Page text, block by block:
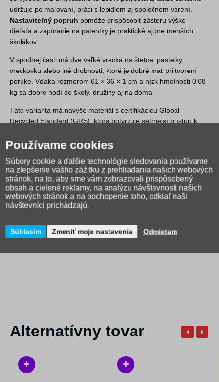
udržuje po maľovaní, práci s lepidlom aj spoločnom varení.
Nastaviteľný popruh pomôže prispôsobiť zásteru výške
dieťaťa a zapínanie na patentky je praktické aj pre menších
školákov.
V spodnej časti má dve veľké vrecká na štetce, pastelky,
vreckovku alebo iné drobnosti, ktoré je dobré mať pri tvorení
poruke. Vďaka rozmerom 61 × 36 × 1 cm a nízk hmotnosti 0,08
kg sa dobre hodí do školy, družiny aj na doma.
Táto varianta má navyše materiál s certifikáciou Global
Recycled Standard (GRS), ktorá potvrzuje šetrnejší prístup k
požiadaviek.
Prečo si ho vybrať:
Materiál s certifikáciou GRS je šetrnejšia voľba pre školské
tvorenie.
Umývateľný povrchsa po výtvarných aktivitách ľahko očistí.
Alternatívny tovar
Používame cookies
Súbory cookie a ďalšie technológie sledovania používame
na zlepšenie vášho zážitku z prehliadania našich webových
stránok, na to, aby sme vám zobrazovali prispôsobený
obsah a cielené reklamy, na analýzu návštevnosti našich
webových stránok a na pochopenie toho, odkiaľ naši
návštevníci prichádzajú.
Súhlasím Zmeniť moje nastavenia Odmietam